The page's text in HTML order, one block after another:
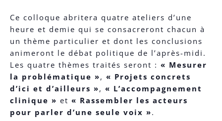
Ce colloque abritera quatre ateliers d’une
heure et demie qui se consacreront chacun à
un thème particulier et dont les conclusions
animeront le débat politique de l’après-midi.
Les quatre thèmes traités seront : « Mesurer
la problématique », « Projets concrets
d’ici et d’ailleurs », « L’accompagnement
clinique » et « Rassembler les acteurs
pour parler d’une seule voix ».